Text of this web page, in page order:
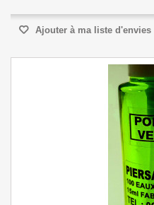
Ajouter à ma liste d'envies